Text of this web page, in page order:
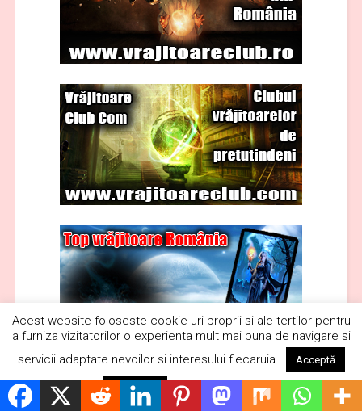
Acest website foloseste cookie-uri proprii si ale tertilor pentru
a furniza vizitatorilor o experienta mult mai buna de navigare si
servicii adaptate nevoilor si interesului fiecaruia.
Acceptă
Respinge Citește mai mult